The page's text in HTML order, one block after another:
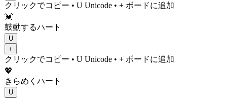
クリックでコピー • U Unicode • + ボードに追加
💓
鼓動するハート
U
+
クリックでコピー • U Unicode • + ボードに追加
💖
きらめくハート
U